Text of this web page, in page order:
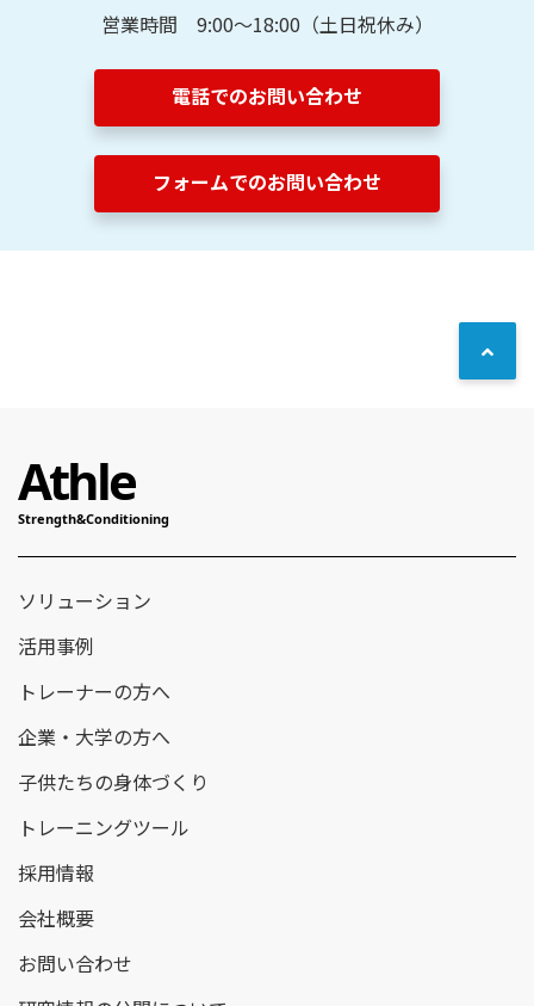
営業時間 9:00～18:00（土日祝休み）
電話でのお問い合わせ
フォームでのお問い合わせ
ソリューション
活用事例
トレーナーの方へ
企業・大学の方へ
子供たちの身体づくり
トレーニングツール
採用情報
会社概要
お問い合わせ